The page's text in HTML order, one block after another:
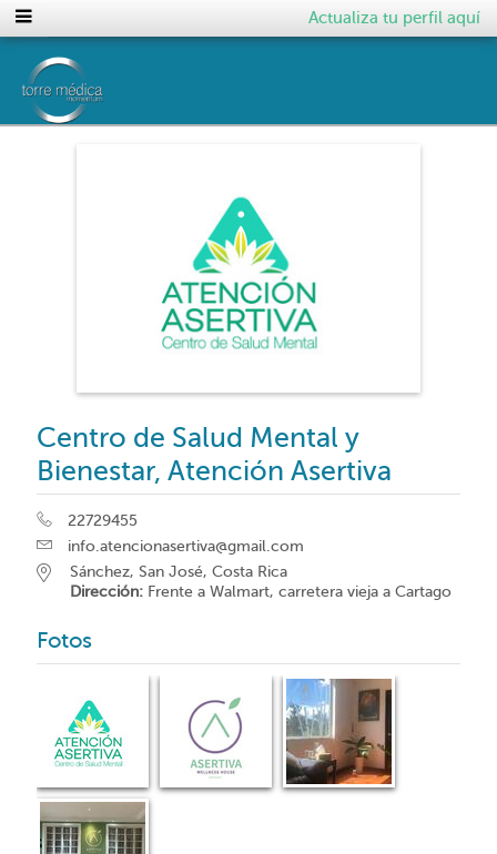
Actualiza tu perfil aquí
Centro de Salud Mental y
Bienestar, Atención Asertiva
22729455
info.atencionasertiva@gmail.com
Sánchez, San José, Costa Rica
Dirección: Frente a Walmart, carretera vieja a Cartago
Fotos